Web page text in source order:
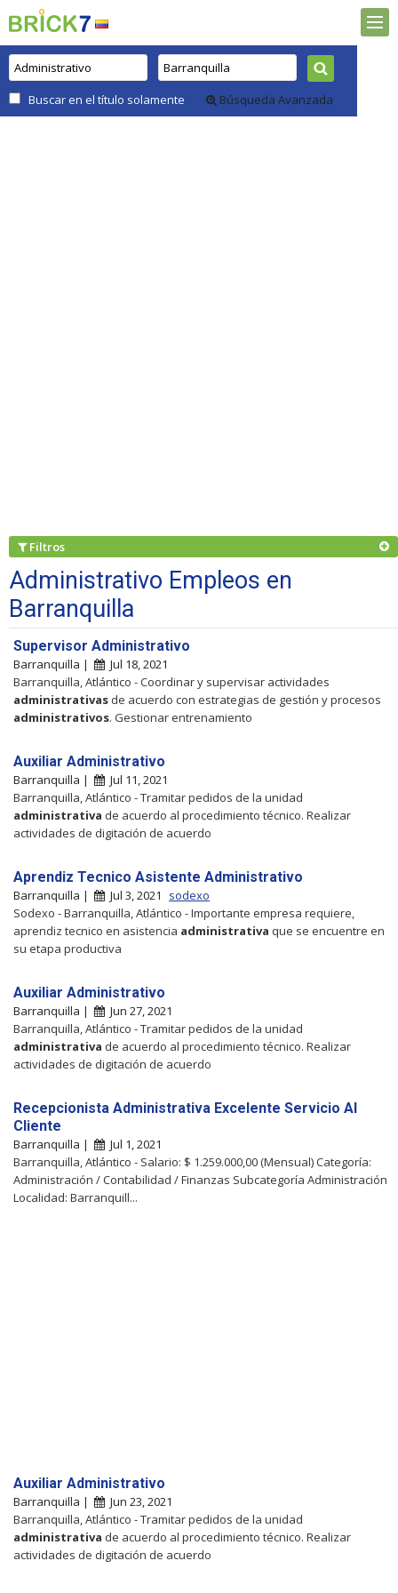
Buscar en el título solamente Búsqueda Avanzada
Filtros
Administrativo Empleos en
Barranquilla
Supervisor Administrativo
Barranquilla |
Jul 18, 2021
Barranquilla, Atlántico - Coordinar y supervisar actividades
administrativas de acuerdo con estrategias de gestión y procesos
administrativos. Gestionar entrenamiento
Auxiliar Administrativo
Barranquilla |
Jul 11, 2021
Barranquilla, Atlántico - Tramitar pedidos de la unidad
administrativa de acuerdo al procedimiento técnico. Realizar
actividades de digitación de acuerdo
Aprendiz Tecnico Asistente Administrativo
Barranquilla | Jul 3, 2021
sodexo
Sodexo - Barranquilla, Atlántico - Importante empresa requiere,
aprendiz tecnico en asistencia administrativa que se encuentre en
su etapa productiva
Auxiliar Administrativo
Barranquilla |
Jun 27, 2021
Barranquilla, Atlántico - Tramitar pedidos de la unidad
administrativa de acuerdo al procedimiento técnico. Realizar
actividades de digitación de acuerdo
Recepcionista Administrativa Excelente Servicio Al
Cliente
Barranquilla |
Jul 1, 2021
Barranquilla, Atlántico - Salario: $ 1.259.000,00 (Mensual) Categoría:
Administración / Contabilidad / Finanzas Subcategoría Administración
Localidad: Barranquill...
Auxiliar Administrativo
Barranquilla |
Jun 23, 2021
Barranquilla, Atlántico - Tramitar pedidos de la unidad
administrativa de acuerdo al procedimiento técnico. Realizar
actividades de digitación de acuerdo